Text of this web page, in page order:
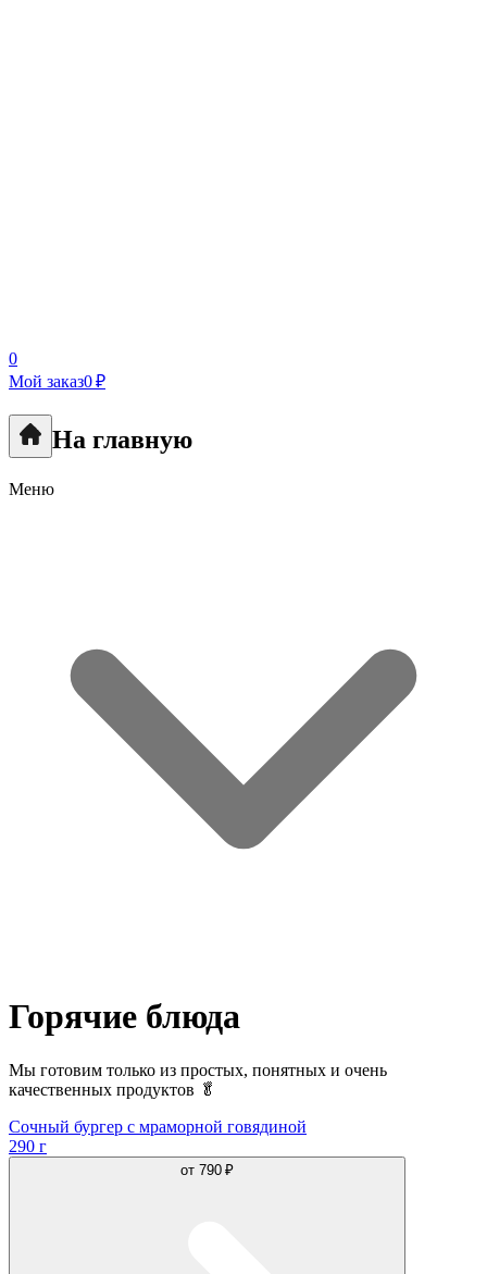
0
Мой заказ0 ₽
На главную
Меню
Горячие блюда
Мы готовим только из простых, понятных и очень
качественных продуктов 🥬
Сочный бургер с мраморной говядиной
290 г
от 790 ₽